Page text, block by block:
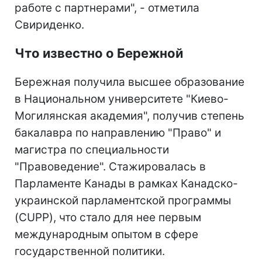
работе с партнерами", - отметила
Свириденко.
Что известно о Бережной
Бережная получила высшее образование
в Национальном университете "Киево-
Могилянская академия", получив степень
бакалавра по направлению "Право" и
магистра по специальности
"Правоведение". Стажировалась в
Парламенте Канады в рамках Канадско-
украинской парламентской программы
(CUPP), что стало для нее первым
международным опытом в сфере
государственной политики.